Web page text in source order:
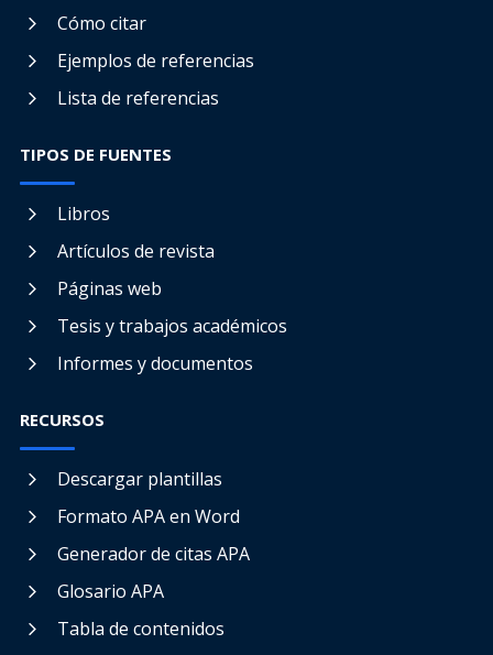
Cómo citar
Ejemplos de referencias
Lista de referencias
TIPOS DE FUENTES
Libros
Artículos de revista
Páginas web
Tesis y trabajos académicos
Informes y documentos
RECURSOS
Descargar plantillas
Formato APA en Word
Generador de citas APA
Glosario APA
Tabla de contenidos